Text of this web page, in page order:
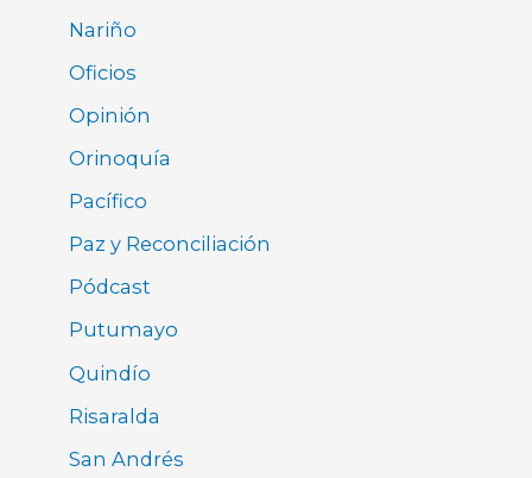
Nariño
Oficios
Opinión
Orinoquía
Pacífico
Paz y Reconciliación
Pódcast
Putumayo
Quindío
Risaralda
San Andrés